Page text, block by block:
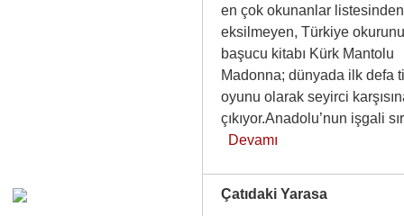
en çok okunanlar listesinden
eksilmeyen, Türkiye
başucu kitabı Kürk Mantolu
Madonna; dünyada ilk defa
oyunu olarak seyirci
çıkıyor.Anadolu’nun işgali
Devamı
Çatıdaki Yarasa